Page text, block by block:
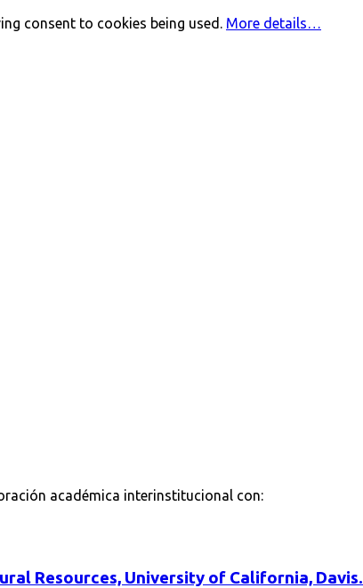
académica interinstitucional con:
Resources, University of California, Davis.
consent to cookies being used. More details…